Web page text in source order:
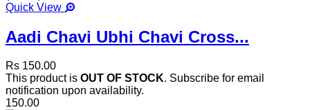
Quick View
Aadi Chavi Ubhi Chavi Cross...
Rs 150.00
This product is OUT OF STOCK. Subscribe for email
notification upon availability.
150.00